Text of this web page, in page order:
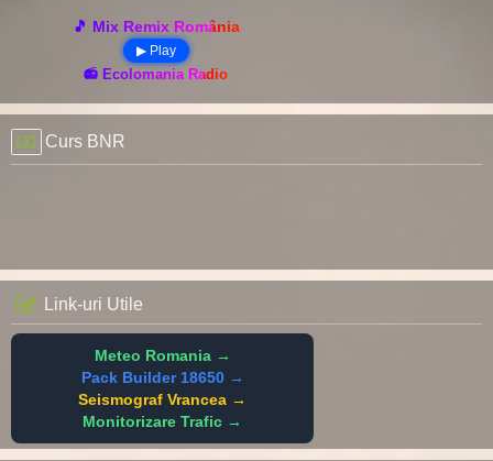
🎵 Mix Remix România
▶ Play
📻 Ecolomania Radio
Curs BNR
Link-uri Utile
Meteo Romania →
Pack Builder 18650 →
Seismograf Vrancea →
Monitorizare Trafic →